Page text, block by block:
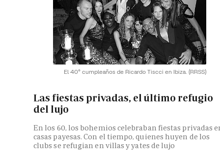
El 40º cumpleaños de Ricardo Tiscci en Ibiza. (RRSS)
Las fiestas privadas, el último refugio
del lujo
En los 60, los bohemios celebraban fiestas privadas
casas payesas. Con el tiempo, quienes huyen de los
clubs se refugian en villas y yates de lujo